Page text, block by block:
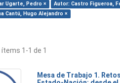
Ugarte, Pedro ×
Autor: Castro Figueroa,
Cantú, Hugo Alejandro ×
1-1 de 1
Mesa de Trabajo 1.